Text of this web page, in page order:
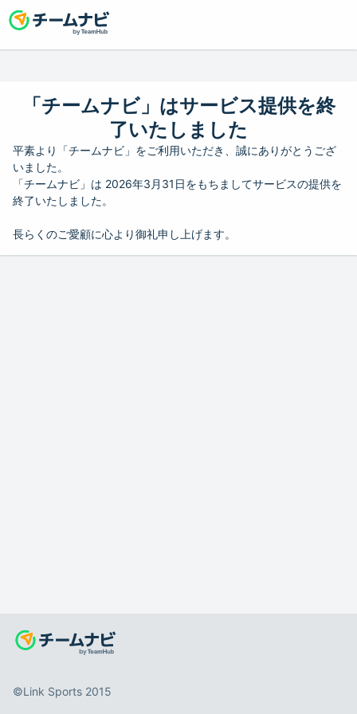
「チームナビ」はサービス提供を終
了いたしました
平素より「チームナビ」をご利用いただき、誠にありがとうござ
いました。
「チームナビ」は 2026年3月31日をもちましてサービスの提供を
終了いたしました。
長らくのご愛顧に心より御礼申し上げます。
©️Link Sports 2015